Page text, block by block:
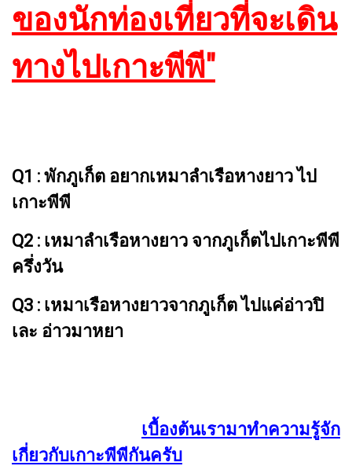
ของนักท่องเที่ยวที่จะเดิน
ทางไปเกาะพีพี"
Q1 : พักภูเก็ต อยากเหมาลำเรือหางยาว ไป
เกาะพีพี
Q2 : เหมาลำเรือหางยาว จากภูเก็ตไปเกาะพีพี
ครึ่งวัน
Q3 : เหมาเรือหางยาวจากภูเก็ต ไปแค่อ่าวปิ
เละ อ่าวมาหยา
เบื้องต้นเรามาทำความรู้จัก
เกี่ยวกับเกาะพีพีกันครับ